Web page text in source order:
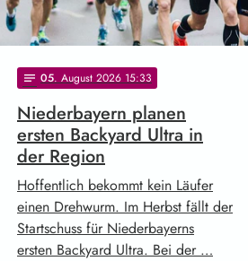
notes 05. August 2026 15:33
Niederbayern planen
ersten Backyard Ultra in
der Region
Hoffentlich bekommt kein Läufer
einen Drehwurm. Im Herbst fällt der
Startschuss für Niederbayerns
ersten Backyard Ultra. Bei der …